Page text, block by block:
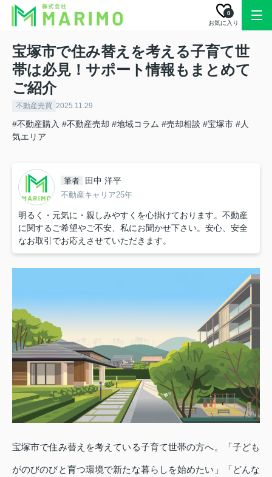
お気に入り
0
宝塚市で住み替えを考える子育て世
帯は必見！サポート情報もまとめて
ご紹介
不動産売買 2025.11.29
#不動産購入 #不動産売却 #地域コラム #売却相談 #宝塚市 #人
気エリア
筆者 田中 洋平
不動産キャリア25年
明るく・元気に・親しみやすくを心掛けております。不動産
に関するご希望やご不安、私にお聞かせ下さい。安心、安全
なお取引でお応えさせていただきます。
宝塚市で住み替えを考えている子育て世帯の方へ。「子ども
がのびのびと育つ環境で新たな暮らしを始めたい」「どんな